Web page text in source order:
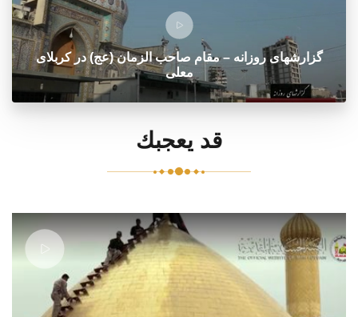
گزارشهای روزانه – مقام صاحب الزمان (عج) در کربلای
معلی
قد يعجبك